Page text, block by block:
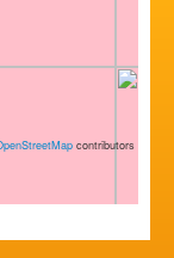
contributors